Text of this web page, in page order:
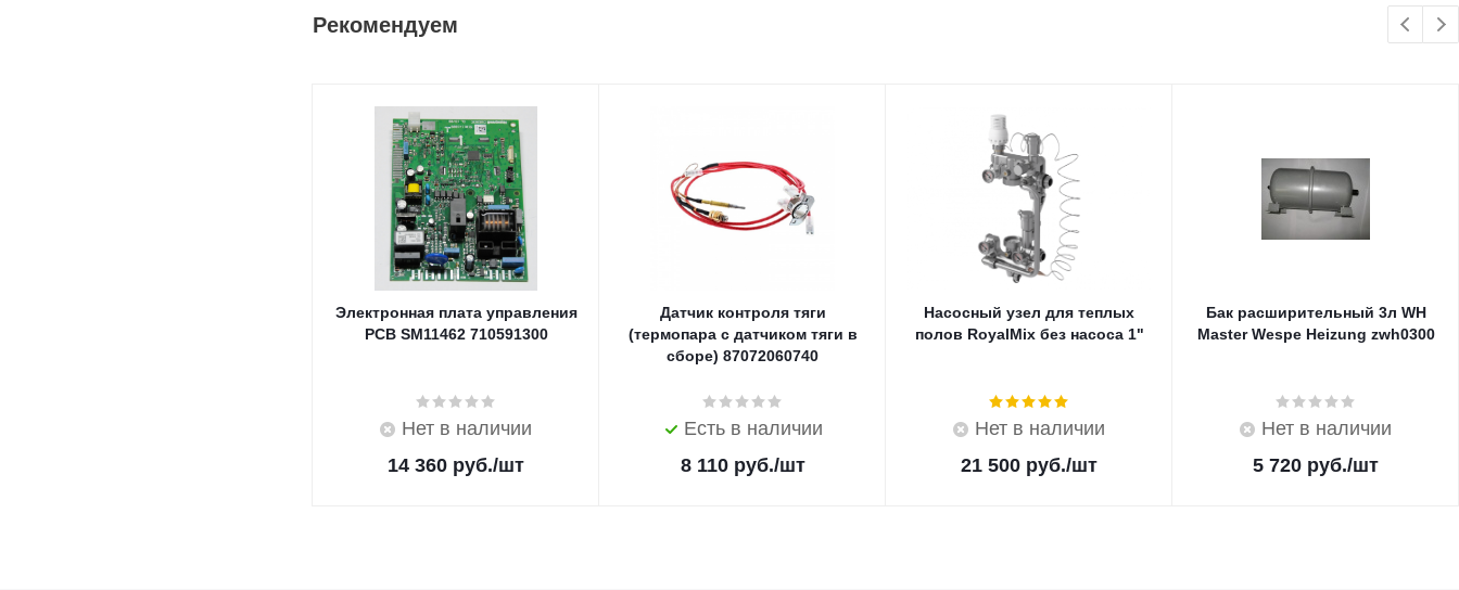
Рекомендуем
Электронная плата управления
PCB SM11462 710591300
Нет в наличии
14 360 руб./шт
Датчик контроля тяги
(термопара с датчиком тяги в
сборе) 87072060740
Есть в наличии
8 110руб./шт
Насосный узел для теплых
полов RoyalMix без насоса 1"
Нет в наличии
21 500 руб./шт
Бак расширительный 3л WH
Master Wespe Heizung zwh0300
Нет в наличии
5 720 руб./шт